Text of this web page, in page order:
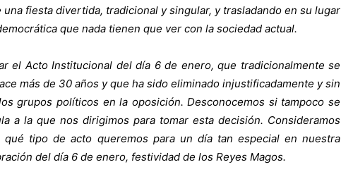
fiesta divertida, tradicional y singular, y trasladando en su lugar
que nada tienen que ver con la sociedad actual.
el Acto Institucional del día 6 de enero, que tradicionalmente se
más de 30 años y que ha sido eliminado injustificadamente y sin
grupos políticos en la oposición. Desconocemos si tampoco se
a la que nos dirigimos para tomar esta decisión. Consideramos
qué tipo de acto queremos para un día tan especial en nuestra
del día 6 de enero, festividad de los Reyes Magos.